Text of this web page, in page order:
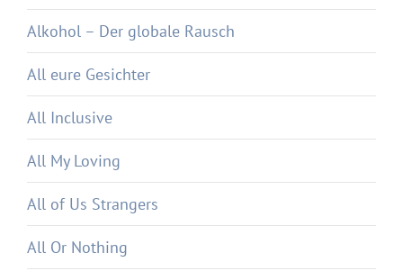
Alkohol – Der globale Rausch
All eure Gesichter
All Inclusive
All My Loving
All of Us Strangers
All Or Nothing